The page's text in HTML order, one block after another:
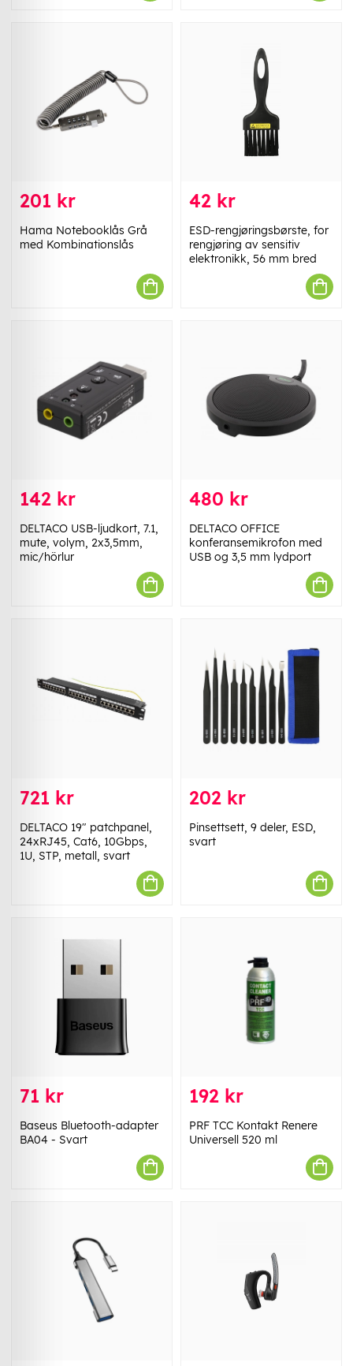
201 kr
Hama Notebooklås Grå
med Kombinationslås
42 kr
ESD-rengjøringsbørste, for
rengjøring av sensitiv
elektronikk, 56 mm bred
142 kr
DELTACO USB-ljudkort, 7.1,
mute, volym, 2x3,5mm,
mic/hörlur
480 kr
DELTACO OFFICE
konferansemikrofon med
USB og 3,5 mm lydport
721 kr
DELTACO 19" patchpanel,
24xRJ45, Cat6, 10Gbps,
1U, STP, metall, svart
202 kr
Pinsettsett, 9 deler, ESD,
svart
71 kr
Baseus Bluetooth-adapter
BA04 - Svart
192 kr
PRF TCC Kontakt Renere
Universell 520 ml